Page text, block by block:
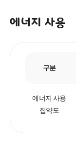
에너지 사용
구분
에너지 사용
집약도